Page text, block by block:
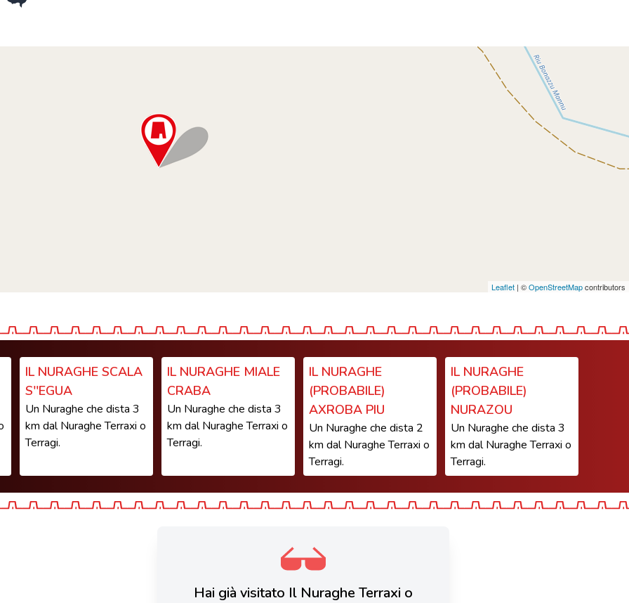
Leaflet | ©OpenStreetMapcontributors
IL NURAGHE SCALA
S''EGUA
Un Nuraghe che dista 3
km dal Nuraghe Terraxi o
Terragi.
IL NURAGHE MIALE
CRABA
Un Nuraghe che dista 3
km dal Nuraghe Terraxi o
Terragi.
IL NURAGHE
(PROBABILE)
AXROBA PIU
Un Nuraghe che dista 2
km dal Nuraghe Terraxi o
Terragi.
IL NURAGHE
(PROBABILE)
NURAZOU
Un Nuraghe che dista 3
km dal Nuraghe Terraxi o
Terragi.
Hai già visitato Il Nuraghe Terraxi o